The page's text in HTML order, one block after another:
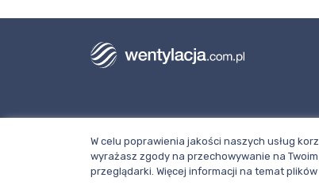
Telefon: +48 781 000 084
Napisz do nas
W celu poprawienia jakości naszych usług
wyrażasz zgody na przechowywanie na
przeglądarki. Więcej informacji na temat